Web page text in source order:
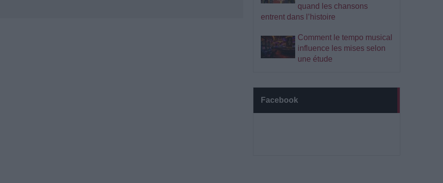
quand les chansons
entrent dans l’histoire
Comment le tempo musical
influence les mises selon
une étude
Facebook